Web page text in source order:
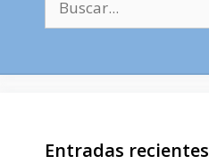
Entradas recientes